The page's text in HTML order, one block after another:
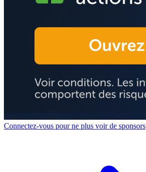
Connectez-vous pour ne plus voir de sponsors